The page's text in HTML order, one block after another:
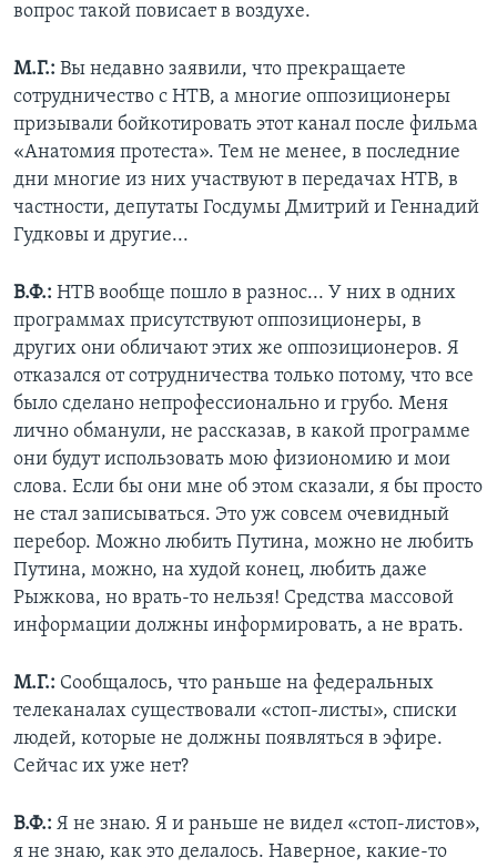
вопрос такой повисает в воздухе.
М.Г.: Вы недавно заявили, что прекращаете
сотрудничество с НТВ, а многие оппозиционеры
призывали бойкотировать этот канал после фильма
«Анатомия протеста». Тем не менее, в последние
дни многие из них участвуют в передачах НТВ, в
частности, депутаты Госдумы Дмитрий и Геннадий
Гудковы и другие...
В.Ф.: НТВ вообще пошло в разнос... У них в одних
программах присутствуют оппозиционеры, в
других они обличают этих же оппозиционеров. Я
отказался от сотрудничества только потому, что все
было сделано непрофессионально и грубо. Меня
лично обманули, не рассказав, в какой программе
они будут использовать мою физиономию и мои
слова. Если бы они мне об этом сказали, я бы просто
не стал записываться. Это уж совсем очевидный
перебор. Можно любить Путина, можно не любить
Путина, можно, на худой конец, любить даже
Рыжкова, но врать-то нельзя! Средства массовой
информации должны информировать, а не врать.
М.Г.: Сообщалось, что раньше на федеральных
телеканалах существовали «стоп-листы», списки
людей, которые не должны появляться в эфире.
Сейчас их уже нет?
В.Ф.: Я не знаю. Я и раньше не видел «стоп-листов»,
я не знаю, как это делалось. Наверное, какие-то